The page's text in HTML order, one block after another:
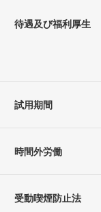
待遇及び福利厚生
試用期間
時間外労働
受動喫煙防止法